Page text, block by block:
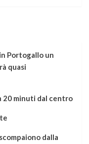
Portogallo un
quasi
20 minuti dal centro
dalla